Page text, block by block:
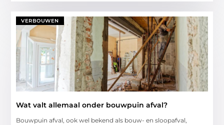
VERBOUWEN
Wat valt allemaal onder bouwpuin afval?
Bouwpuin afval, ook wel bekend als bouw- en sloopafval,